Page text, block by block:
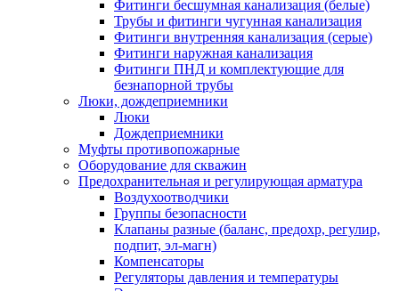
Фитинги бесшумная канализация (белые)
Трубы и фитинги чугунная канализация
Фитинги внутренняя канализация (серые)
Фитинги наружная канализация
Фитинги ПНД и комплектующие для
безнапорной трубы
Люки, дождеприемники
Люки
Дождеприемники
Муфты противопожарные
Оборудование для скважин
Предохранительная и регулирующая арматура
Воздухоотводчики
Группы безопасности
Клапаны разные (баланс, предохр, регулир,
подпит, эл-магн)
Компенсаторы
Регуляторы давления и температуры